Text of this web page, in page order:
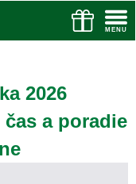
2026
a poradie